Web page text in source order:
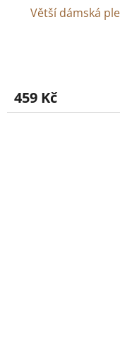
Větší dámská
459 Kč